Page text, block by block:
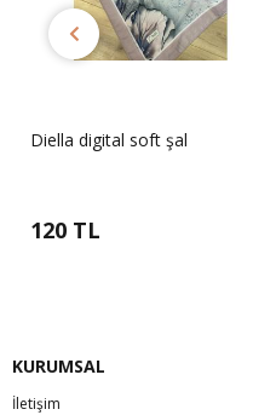
Diella digital soft şal
120 TL
KURUMSAL
İletişim